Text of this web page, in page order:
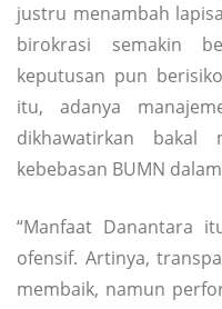
justru menambah
birokrasi semakin
keputusan pun
itu, adanya
dikhawatirkan bakal
kebebasan BUMN
“Manfaat Danantara
ofensif. Artinya,
membaik, namun